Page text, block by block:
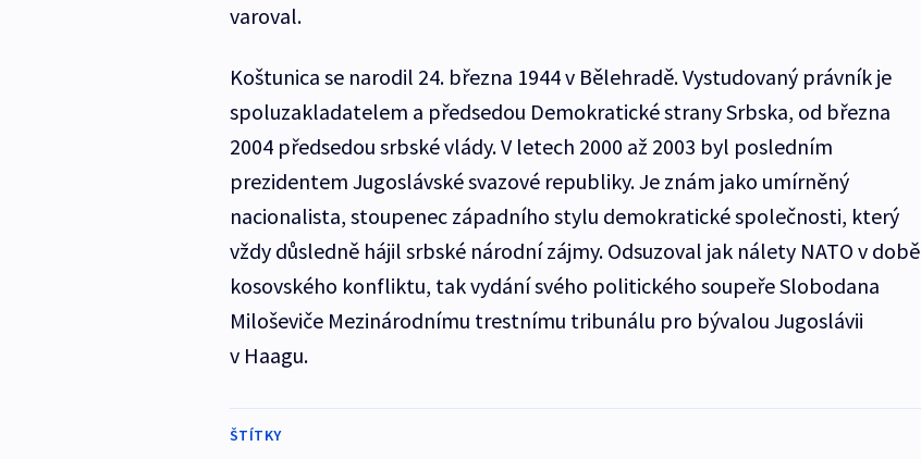
varoval.
Koštunica se narodil 24. března 1944 v Bělehradě. Vystudovaný právník je
spoluzakladatelem a předsedou Demokratické strany Srbska, od března
2004 předsedou srbské vlády. V letech 2000 až 2003 byl posledním
prezidentem Jugoslávské svazové republiky. Je znám jako umírněný
nacionalista, stoupenec západního stylu demokratické společnosti, který
vždy důsledně hájil srbské národní zájmy. Odsuzoval jak nálety NATO v době
kosovského konfliktu, tak vydání svého politického soupeře Slobodana
Miloševiče Mezinárodnímu trestnímu tribunálu pro bývalou Jugoslávii
v Haagu.
ŠTÍTKY